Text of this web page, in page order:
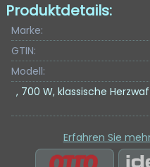
Produktdetails:
Marke:
GTIN:
Modell:
, 700 W, klassische
Erfahren Sie